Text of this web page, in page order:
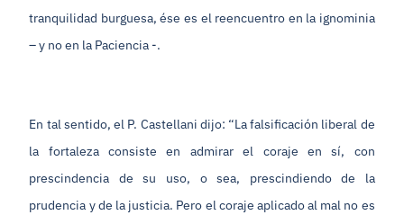
tranquilidad burguesa, ése es el reencuentro en la ignominia
– y no en la Paciencia -.
En tal sentido, el P. Castellani dijo: “La falsificación liberal de
la fortaleza consiste en admirar el coraje en sí, con
prescindencia de su uso, o sea, prescindiendo de la
prudencia y de la justicia. Pero el coraje aplicado al mal no es